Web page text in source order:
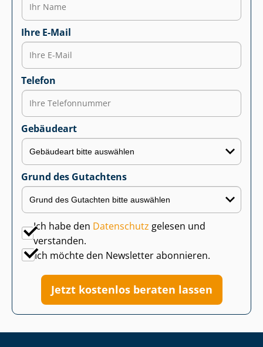
Ihre E-Mail
Telefon
Gebäudeart
Grund des Gutachtens
Ich habe den Datenschutz gelesen und
verstanden.
Ich möchte den Newsletter abonnieren.
Jetzt kostenlos beraten lassen